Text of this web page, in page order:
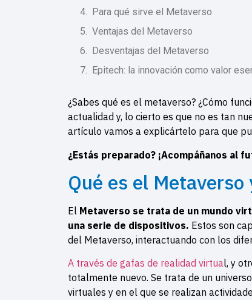
Para qué sirve el Metaverso
Ventajas del Metaverso
Desventajas del Metaverso
Epitech: la innovación como valor
¿Sabes qué es el metaverso? ¿Cómo
actualidad y, lo cierto es que no es tan
artículo vamos a explicártelo para que
¿Estás preparado? ¡Acompáñanos al
Qué es el
El Metaverso se trata de un mundo
una serie de dispositivos. Estos son
del Metaverso, interactuando con los
A través de gafas de realidad virtual, y
totalmente nuevo. Se trata de un
virtuales y en el que se realizan